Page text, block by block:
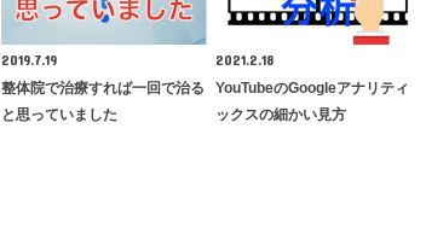
2019.7.19
整体院で治療すれば一回で治る
と思っていました
2021.2.18
YouTubeのGoogleアナリティ
ックスの細かい見方